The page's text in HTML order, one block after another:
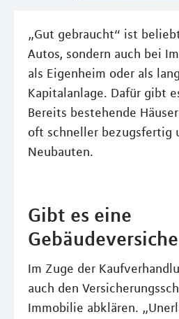
„Gut gebraucht“ ist
Autos, sondern auch bei
als Eigenheim oder als
Kapitalanlage. Dafür gibt
Bereits bestehende
oft schneller bezugsfertig
Neubauten.
Gibt es eine
Im Zuge der
auch den
Immobilie abklären.